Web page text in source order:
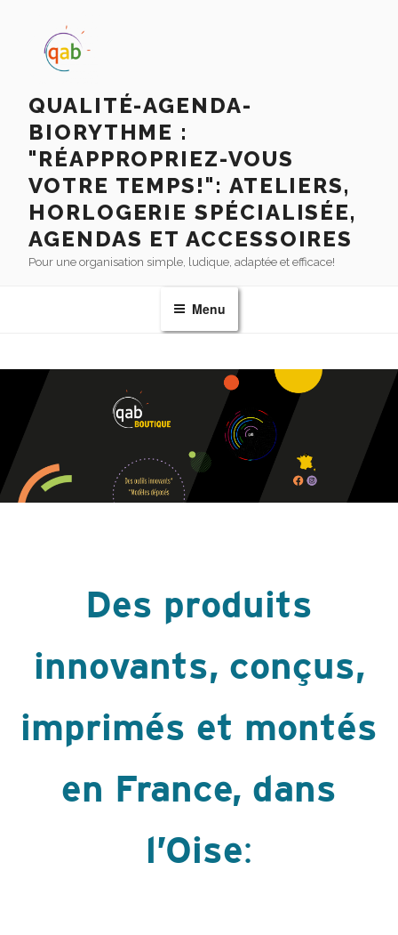
QUALITÉ-AGENDA-
BIORYTHME :
"RÉAPPROPRIEZ-VOUS
VOTRE TEMPS!": ATELIERS,
HORLOGERIE SPÉCIALISÉE,
AGENDAS ET ACCESSOIRES
Pour une organisation simple, ludique, adaptée et efficace!
Menu
Des produits
innovants, conçus,
imprimés et montés
en France, dans
l’Oise: